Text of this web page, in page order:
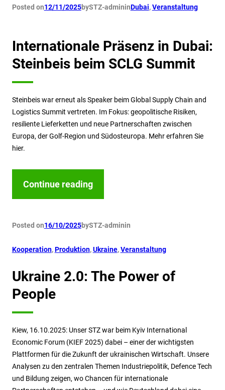
Posted on12/11/2025bySTZ-admininDubai, Veranstaltung
Internationale Präsenz in Dubai:
Steinbeis beim SCLG Summit
Steinbeis war erneut als Speaker beim Global Supply Chain and
Logistics Summit vertreten. Im Fokus: geopolitische Risiken,
resiliente Lieferketten und neue Partnerschaften zwischen
Europa, der Golf-Region und Südosteuropa. Mehr erfahren Sie
hier.
Continue reading
Posted on16/10/2025bySTZ-adminin
Kooperation, Produktion, Ukraine, Veranstaltung
Ukraine 2.0: The Power of
People
Kiew, 16.10.2025: Unser STZ war beim Kyiv International
Economic Forum (KIEF 2025) dabei – einer der wichtigsten
Plattformen für die Zukunft der ukrainischen Wirtschaft. Unsere
Analysen zu den zentralen Themen Industriepolitik, Defence Tech
und Bildung zeigen, wo Chancen für internationale